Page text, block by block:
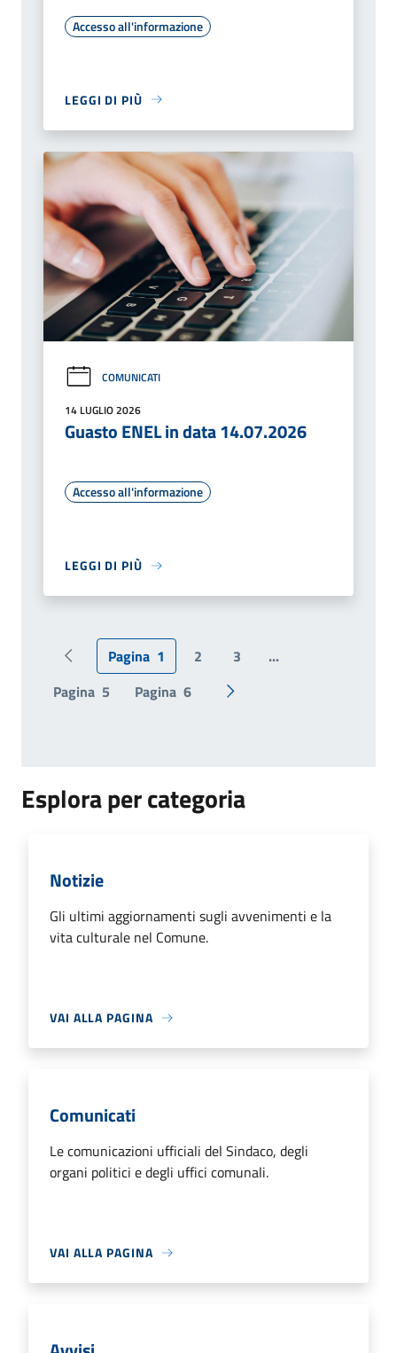
Accesso all'informazione
LEGGI DI PIÙ
COMUNICATI
14 LUGLIO 2026
Guasto ENEL in data 14.07.2026
Accesso all'informazione
LEGGI DI PIÙ
Pagina precedente
Pagina 1 2 3
...
Pagina 5 Pagina 6 Pagina successiva
Esplora per categoria
Notizie
Gli ultimi aggiornamenti sugli avvenimenti e la
vita culturale nel Comune.
VAI ALLA PAGINA
Comunicati
Le comunicazioni ufficiali del Sindaco, degli
organi politici e degli uffici comunali.
VAI ALLA PAGINA